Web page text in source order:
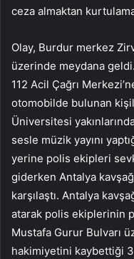
ceza almaktan
Olay, Burdur merkez
üzerinde meydana
112 Acil Çağrı
otomobilde bulunan
Üniversitesi
sesle müzik yayını
yerine polis ekipleri
giderken Antalya
karşılaştı. Antalya
atarak polis ekiplerinin
Mustafa Gurur Bulvarı
hakimiyetini kaybettiği